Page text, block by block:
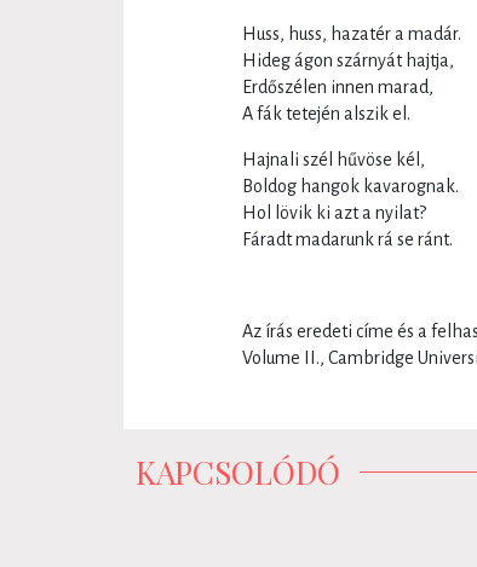
Huss, huss, hazatér a madár.
Hideg ágon szárnyát hajtja,
Erdőszélen innen marad,
A fák tetején alszik el.
Hajnali szél hűvöse kél,
Boldog hangok kavarognak.
Hol lövik ki azt a nyilat?
Fáradt madarunk rá se ránt.
Az írás eredeti címe és a
Volume II., Cambridge
KAPCSOLÓDÓ